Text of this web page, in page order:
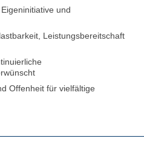
und
Leistungsbereitschaft
Offenheit für vielfältige